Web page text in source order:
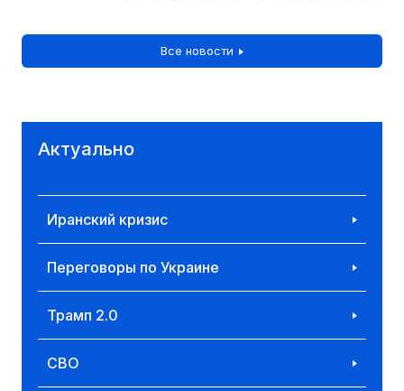
Все новости
Актуально
Иранский кризис
Переговоры по Украине
Трамп 2.0
СВО